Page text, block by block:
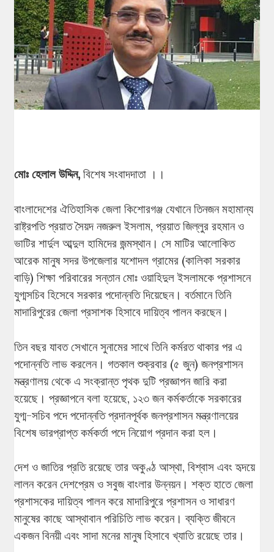
মোঃ হেলাল উদ্দিন, বিশেষ সংবাদদাতা ।।
বাংলাদেশের ঐতিহাসিক জেলা কিশোরগঞ্জ যেখানে তিনজন মহামান্য
রাষ্ট্রপতি প্রয়াত সৈয়দ নজরুল ইসলাম, প্রয়াত জিল্লুর রহমান ও
ভাটির শার্দুল আব্দুল হামিদের জন্মস্থান। সে মাটির আলোকিত
আরেক মানুষ সদর উপজেলার যশোদল গ্রামের (কালিকা সরকার
বাড়ি) শিক্ষা পরিবারের সন্তান মোঃ ওয়াহিদুল ইসলামকে প্রশাসনে
যুগ্মসচিব হিসেবে সরকার পদোন্নতি দিয়েছেন। বর্তমানে তিনি
মাদারিপুরের জেলা প্রসাশক হিসাবে দায়িত্ব পালন করছেন।
তিন বছর যাবত সেখানে সুনামের সাথে তিনি কর্মরত থাকার পর এ
পদোন্নতি লাভ করলেন। গতকাল শুক্রবার (৫ জুন) জনপ্রশাসন
মন্ত্রণালয় থেকে এ সংক্রান্ত পৃথক দুটি প্রজ্ঞাপন জারি করা
হয়েছে। প্রজ্ঞাপনে বলা হয়েছে, ১২৩ জন কর্মকর্তাকে সরকারের
যুগ্ম-সচিব পদে পদোন্নতি প্রদানপূর্বক জনপ্রশাসন মন্ত্রণালয়ের
বিশেষ ভারপ্রাপ্ত কর্মকর্তা পদে নিয়োগ প্রদান করা হল।
দেশ ও জাতির প্রতি রয়েছে তার অকুণ্ঠ আস্থা, বিশ্বাস এবং হৃদয়ে
লালন করেন দেশপ্রেম ও সবুজ বাংলার উন্নয়ন। শক্ত হাতে জেলা
প্রশাসকের দায়িত্ব পালন করে মাদারিপুরে প্রশাসন ও সাধারণ
মানুষের কাছে আস্থাবান পরিচিতি লাভ করেন। ব্যক্তি জীবনে
একজন বিনয়ী এবং সাদা মনের মানুষ হিসাবে খ্যাতি রয়েছে তার।